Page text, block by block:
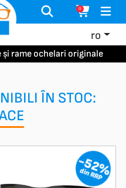
0
ro
și rame ochelari originale
ÎN STOC:
-52%
din RRP